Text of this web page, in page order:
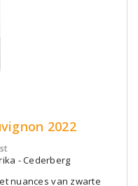
2022
- Cederberg
nuances van zwarte